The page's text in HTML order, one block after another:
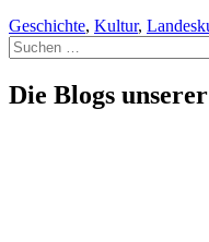
Geschichte, Kultur,
Suche
nach:
Die Blogs